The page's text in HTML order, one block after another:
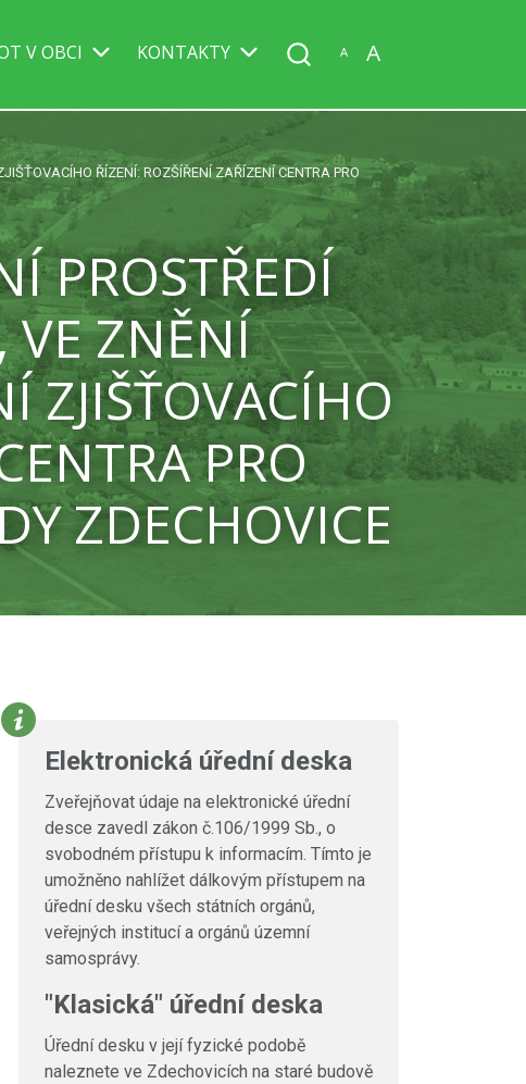
V OBCI KONTAKTY A A
ŘÍZENÍ: ROZŠÍŘENÍ ZAŘÍZENÍ CENTRA PRO
PROSTŘEDÍ
VE ZNĚNÍ
ZJIŠŤOVACÍHO
PRO
ZDECHOVICE
Elektronická úřední deska
Zveřejňovat údaje na elektronické úřední
desce zavedl zákon č.106/1999 Sb., o
svobodném přístupu k informacím. Tímto je
umožněno nahlížet dálkovým přístupem na
úřední desku všech státních orgánů,
veřejných institucí a orgánů územní
samosprávy.
"Klasická" úřední deska
Úřední desku v její fyzické podobě
naleznete ve Zdechovicích na staré budově